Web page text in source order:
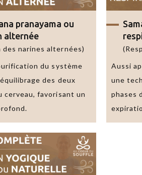
pranayama ou
alternée
des narines alternées)
du système
des deux
cerveau, favorisant un
Aussi
une
phases